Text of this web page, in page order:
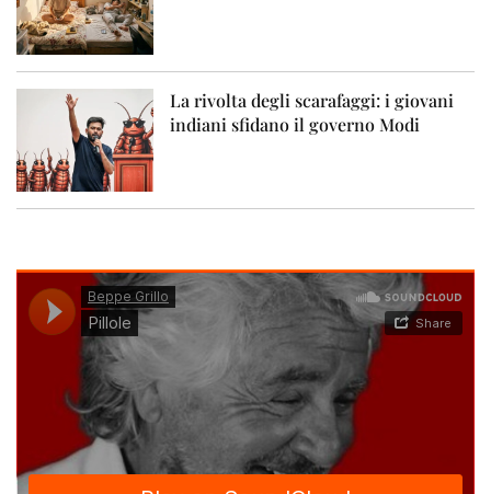
La rivolta degli scarafaggi: i giovani
indiani sfidano il governo Modi